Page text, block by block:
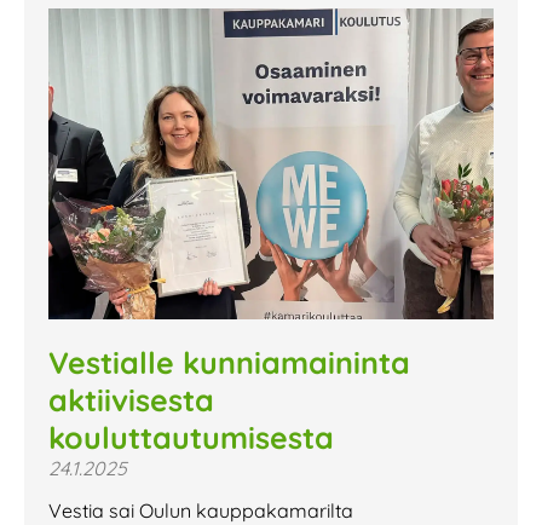
Vestialle kunniamaininta
aktiivisesta
kouluttautumisesta
24.1.2025
Vestia sai Oulun kauppakamarilta